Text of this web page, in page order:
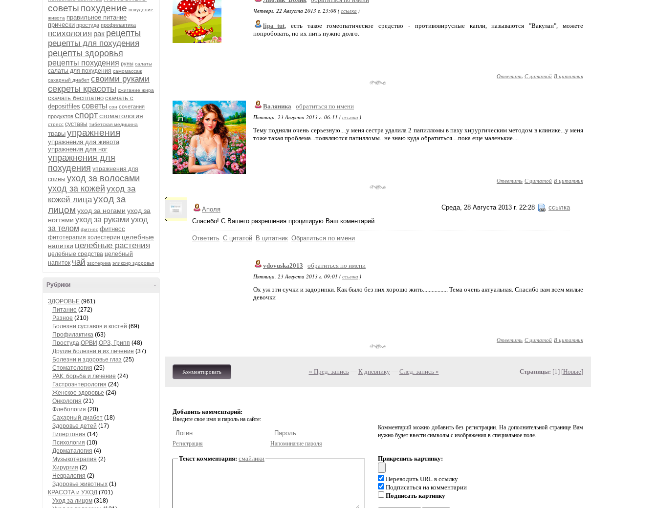
советы похудение похудение
живота правильное питание
прически простуда профилактика
психология рак рецепты
рецепты для похудения
рецепты здоровья
рецепты похудения руны салаты
салаты для похудения самомассаж
сахарный диабет своими руками
секреты красоты сжигание жира
скачать бесплатно скачать с
depositfiles советы сон сочетания
продуктов спортстоматология
стресс суставы тибетская медицина
травы упражнения
упражнения для живота
упражнения для ног
упражнения для
похудения упражнения для
спины уход за волосами
уход за кожей уход за
кожей лицауход за
лицом уход за ногами уход за
ногтями уход за руками уход
за телом фитнес фитнесс
фитотерапия холестерин целебные
напитки целебные растения
целебные средства целебный
напиток чай эзотерика эликсир здоровья
-
Рубрики
ЗДОРОВЬЕ (961)
Питание (272)
Разное (210)
Болезни суставов и костей (69)
Профилактика (63)
Простуда,ОРВИ,ОРЗ, Грипп (48)
Другие болезни и их лечение (37)
Болезни и здоровье глаз (25)
Стоматология (25)
РАК: борьба и лечение (24)
Гастроэнтерология (24)
Женское здоровье (24)
Онкология (21)
Флебология (20)
Сахарный диабет (18)
Здоровье детей (17)
Гипертония (14)
Психология (10)
Дерматалогия (4)
Музыкотерапия (2)
Хирургия (2)
Невралогия (2)
Здоровье животных (1)
КРАСОТА и УХОД (701)
Уход за лицом (318)
Четверг, 22 Августа 2013 г. 23:08 (ссылка )
lipa_tut, есть такое гомеопатическое средство - противовирусные капли, называются "Вакулан", можете
попробовать, но их пить нужно долго.
Ответить С цитатой В цитатник
Валяника
обратиться по имени
Пятница, 23 Августа 2013 г. 06:11 (ссылка )
Тему подняли очень серьезную....у меня сестра удалила 2 папилломы в паху хирургическим методом в клинике...у меня
тоже такая проблема...появляются папилломы.. не знаю куда обратиться....пока еще маленькие....
Ответить С цитатой В цитатник
Среда, 28 Августа 2013 г. 22:28 ссылка
Аполя
Спасибо! С Вашего разрешения процитирую Ваш коментарий.
Ответить С цитатой В цитатник Обратиться по имени
vdovuska2013
обратиться по имени
Пятница, 23 Августа 2013 г. 09:01 (ссылка )
Ох уж эти сучки и задоринки. Как было без них хорошо жить................. Тема очень актуальная. Спасибо вам всем милые
девочки
Ответить С цитатой В цитатник
Комментировать « Пред. запись— К дневнику — След. запись » Страницы: [1] [Новые]
Добавить комментарий:
Введите свое имя и пароль на сайте:
Регистрация Напоминание пароля
Комментарий можно добавить без регистрации. На дополнительной странице Вам
нужно будет ввести символы с изображения в специальное поле.
Текст комментария: смайлики Прикрепить картинку:
Переводить URL в ссылку
Подписаться на комментарии
Подписать картинку